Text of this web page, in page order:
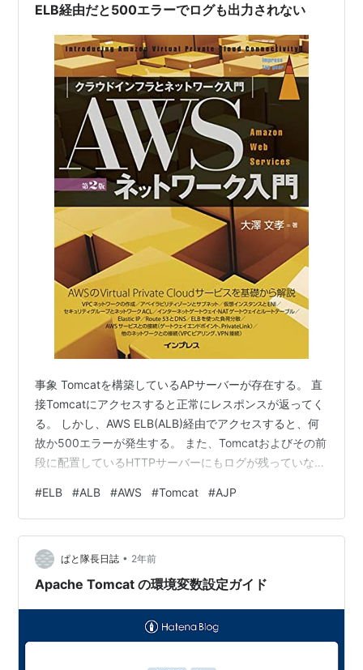
ELB経由だと500エラーでログも出力されない
事象 Tomcatを構築しているAPサーバーが存在する。 直
接Tomcatにアクセスすると正常にレスポンスが返ってく
る。 しかし、AWS ELB(ALB)経由でアクセスすると、何
故か500エラーが発生する。 また、Tomcatおよびその前
段に配置しているHTTPサーバーにもログが残っていな
分されていたため 敗因 httpsでなく、httpでアクセスし
ていた。。。 原因詳細 httpsではなく、httpでアクセス
していた。 結果、ターゲットグループのhttp側のルート
が利用されていた。 httpのデフォルトターゲットグルー
プに関係無いAPサ…
#ELB #ALB #AWS #Tomcat #AJP
ぱと隊長日誌 • 2年前
Apache Tomcat の環境変数設定ガイド